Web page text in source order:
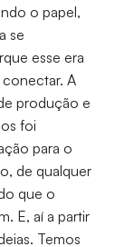
o papel,
se
esse era
A
produção e
foi
para o
de qualquer
que o
E, aí a partir
Temos